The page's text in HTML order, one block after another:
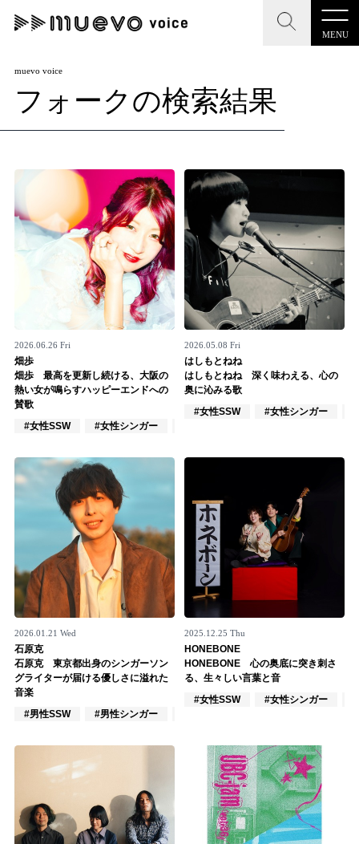
MENU
CLOSE
記事を検索する
人気ワード
#男性SSW #ポップス #女性SSW #ロック
#男性シンガー #HR/HM #女性シンガー
#男性シンガーグループ #R&B/ソウル
CLOSE
muevo media
"読者の声を形にする”音楽特化メディア
MENU
記事一覧
プレスリリース一覧
お問い合わせ
記事リクエスト
ログイン
muevoクラウドファンディング
muevoコミュニティ
ぶいクラ！by muevo
ぶいコミュ！by muevo
ぶいマガ！ by muevo
Follow us
Official SNS
muevo voice
フォークの検索結果
2026.06.26 Fri
畑歩
畑歩 最高を更新し続ける、大阪の
熱い女が鳴らすハッピーエンドへの
賛歌
#女性SSW
#女性シンガー
2026.05.08 Fri
はしもとねね
はしもとねね 深く味わえる、心の
奥に沁みる歌
#女性SSW
#女性シンガー
2026.01.21 Wed
石原克
石原克 東京都出身のシンガーソン
グライターが届ける優しさに溢れた
音楽
#男性SSW
#男性シンガー
2025.12.25 Thu
HONEBONE
HONEBONE 心の奥底に突き刺さ
る、生々しい言葉と音
#女性SSW
#女性シンガー